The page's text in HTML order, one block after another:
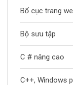
Bố cục trang
Bộ sưu tập
C # nâng cao
C++, Windows